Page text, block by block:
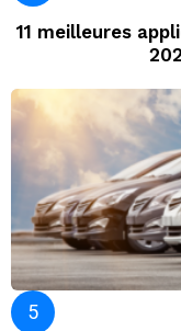
11 meilleures